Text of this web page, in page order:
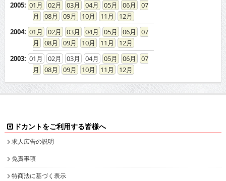
2005: 01 02 03 04 05 06
07
08
09 10 11
12
2004: 01 02 03 04 05 06
07
08
09 10 11
12
2003: 01 02 03 04 05 06
07
08
09 10 11 12
ドカントをご利用する皆様へ
求人広告の説明
免責事項
特商法に基づく表示